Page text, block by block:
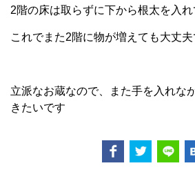
2階の床は取らずに下から根太を入
これでまた2階に物が増えても大丈夫
立派なお蔵なので、また手を入れな
きたいです